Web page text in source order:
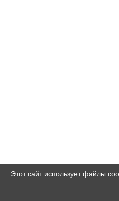
Этот сайт использует файлы